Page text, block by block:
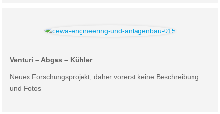
Venturi – Abgas – Kühler
Neues Forschungsprojekt, daher vorerst keine Beschreibung
und Fotos